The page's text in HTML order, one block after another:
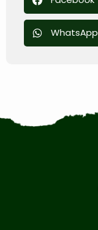
WhatsApp